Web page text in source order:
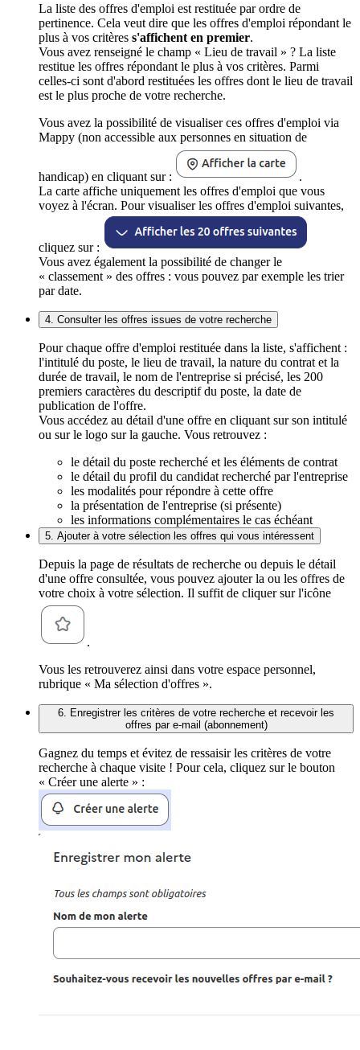
La liste des offres d'emploi est restituée par ordre de
pertinence. Cela veut dire que les offres d'emploi répondant le
plus à vos critères s'affichent en premier.
Vous avez renseigné le champ « Lieu de travail » ? La liste
restitue les offres répondant le plus à vos critères. Parmi
celles-ci sont d'abord restituées les offres dont le lieu de travail
est le plus proche de votre recherche.
Vous avez la possibilité de visualiser ces offres d'emploi via
Mappy (non accessible aux personnes en situation de
handicap) en cliquant sur :
.
La carte affiche uniquement les offres d'emploi que vous
voyez à l'écran. Pour visualiser les offres d'emploi suivantes,
cliquez sur :
Vous avez également la possibilité de changer le
« classement » des offres : vous pouvez par exemple les trier
par date.
4. Consulter les offres issues de votre recherche
Pour chaque offre d'emploi restituée dans la liste, s'affichent :
l'intitulé du poste, le lieu de travail, la nature du contrat et la
durée de travail, le nom de l'entreprise si précisé, les 200
premiers caractères du descriptif du poste, la date de
publication de l'offre.
Vous accédez au détail d'une offre en cliquant sur son intitulé
ou sur le logo sur la gauche. Vous retrouvez :
le détail du poste recherché et les éléments de contrat
le détail du profil du candidat recherché par l'entreprise
les modalités pour répondre à cette offre
la présentation de l'entreprise (si présente)
les informations complémentaires le cas échéant
5. Ajouter à votre sélection les offres qui vous intéressent
Depuis la page de résultats de recherche ou depuis le détail
d'une offre consultée, vous pouvez ajouter la ou les offres de
votre choix à votre sélection. Il suffit de cliquer sur l'icône
.
Vous les retrouverez ainsi dans votre espace personnel,
rubrique « Ma sélection d'offres ».
6. Enregistrer les critères de votre recherche et recevoir les
offres par e-mail (abonnement)
Gagnez du temps et évitez de ressaisir les critères de votre
recherche à chaque visite ! Pour cela, cliquez sur le bouton
« Créer une alerte » :